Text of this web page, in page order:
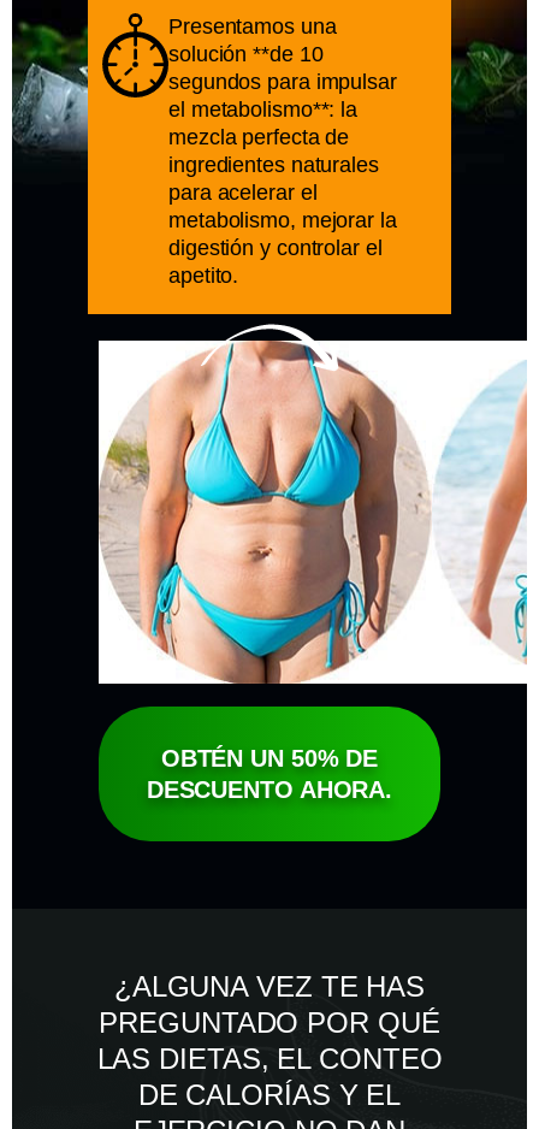
Presentamos una
solución **de 10
segundos para impulsar
el metabolismo**: la
mezcla perfecta de
ingredientes naturales
para acelerar el
metabolismo, mejorar la
digestión y controlar el
apetito.
OBTÉN UN 50% DE
DESCUENTO AHORA.
¿ALGUNA VEZ TE HAS
PREGUNTADO POR QUÉ
LAS DIETAS, EL CONTEO
DE CALORÍAS Y EL